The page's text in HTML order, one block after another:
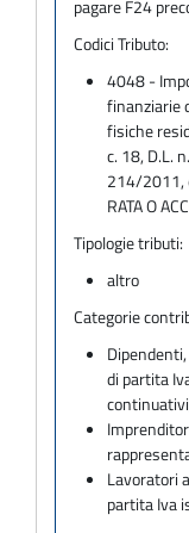
pagare F24
Codici Tributo:
4048 -
finanziarie
fisiche
c. 18, D.L.
214/2011,
RATA O
Tipologie tributi:
altro
Categorie
di partita
Lavoratori
partita Iva